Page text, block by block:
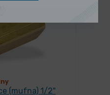
(mufna) 1/2"